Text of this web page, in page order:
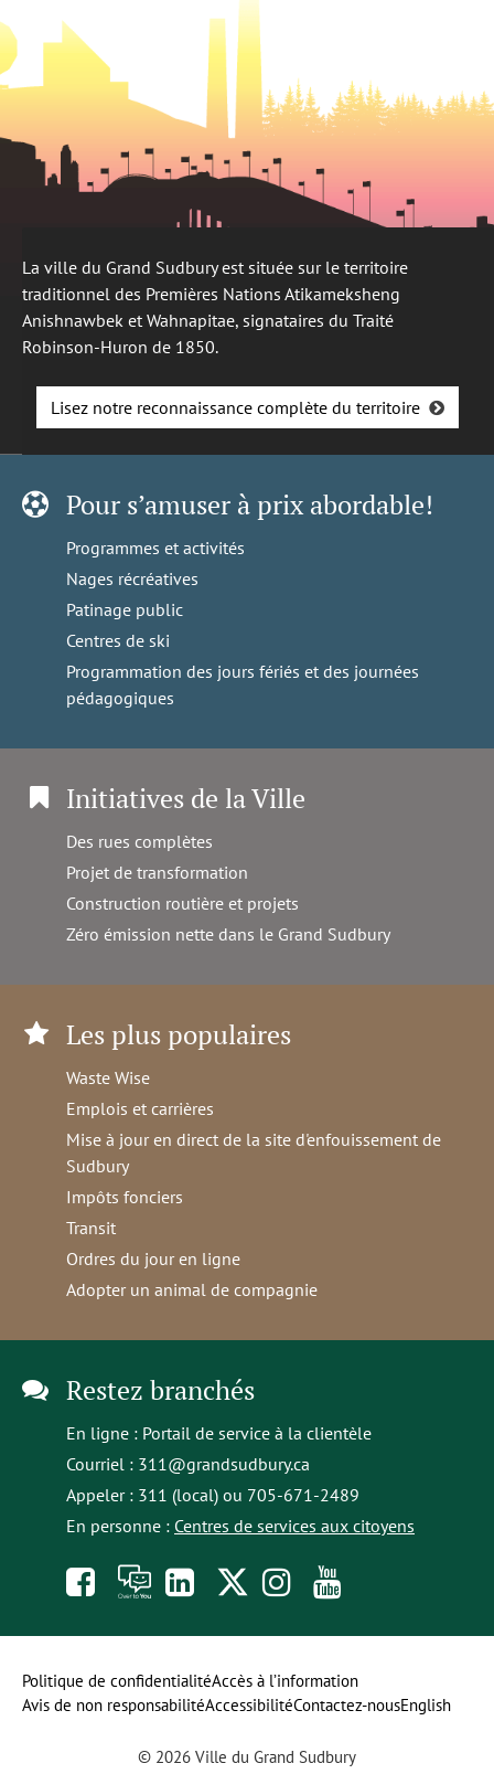
La ville du Grand Sudbury est située sur le territoire
traditionnel des Premières Nations Atikameksheng
Anishnawbek et Wahnapitae, signataires du Traité
Robinson-Huron de 1850.
Lisez notre reconnaissance complète du territoire
Pour s’amuser à prix abordable!
Programmes et activités
Nages récréatives
Patinage public
Centres de ski
Programmation des jours fériés et des journées
pédagogiques
Initiatives de la Ville
Des rues complètes
Projet de transformation
Construction routière et projets
Zéro émission nette dans le Grand Sudbury
Les plus populaires
Waste Wise
Emplois et carrières
Mise à jour en direct de la site d'enfouissement de
Sudbury
Impôts fonciers
Transit
Ordres du jour en ligne
Adopter un animal de compagnie
Restez branchés
En ligne : Portail de service à la clientèle
Courriel : 311@grandsudbury.ca
Appeler : 311 (local) ou 705-671-2489
En personne : Centres de services aux citoyens
Like
us
on
Facebook
À
toi
la
opens
in
a
Follow
us
on
Follow
us
on
Instagram
to
our
YouTube
© 2026 Ville du Grand Sudbury
Politique de confidentialitéAccès à l’information
Avis de non responsabilitéAccessibilitéContactez-nousEnglish